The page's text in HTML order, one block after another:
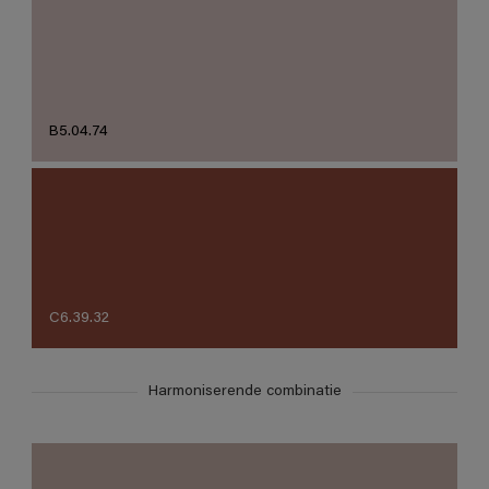
B5.04.74
C6.39.32
Harmoniserende combinatie